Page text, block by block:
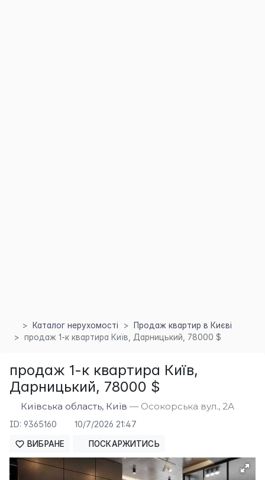
Каталог нерухомості
Продаж квартир в Києві
продаж 1-к квартира Київ, Дарницький, 78000 $
продаж 1-к квартира Київ,
Дарницький, 78000 $
Київська область, Київ — Осокорська вул., 2А
ID: 9365160 10/7/2026 21:47
ВИБРАНЕ ПОСКАРЖИТИСЬ